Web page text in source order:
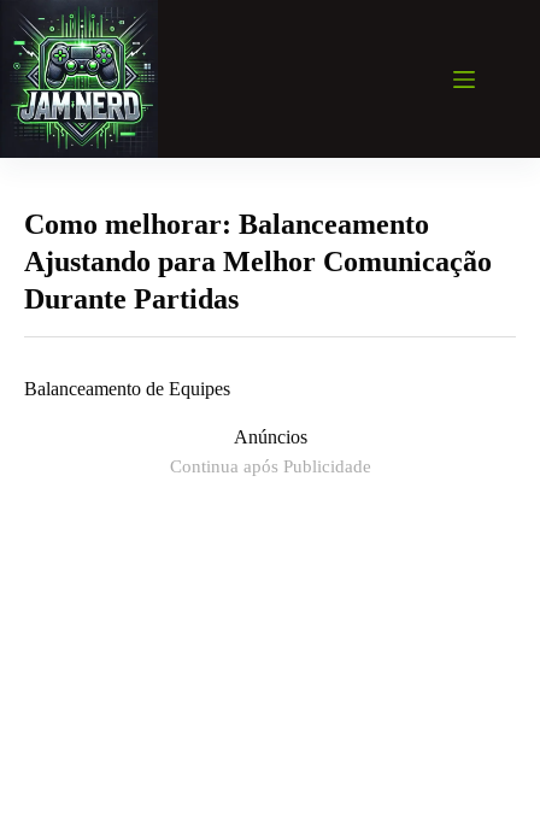
para
conteúdo
Como melhorar: Balanceamento
Ajustando para Melhor Comunicação
Durante Partidas
Balanceamento de Equipes
Anúncios
Continua após Publicidade